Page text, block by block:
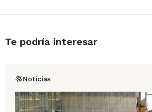
Te podría interesar
Noticias